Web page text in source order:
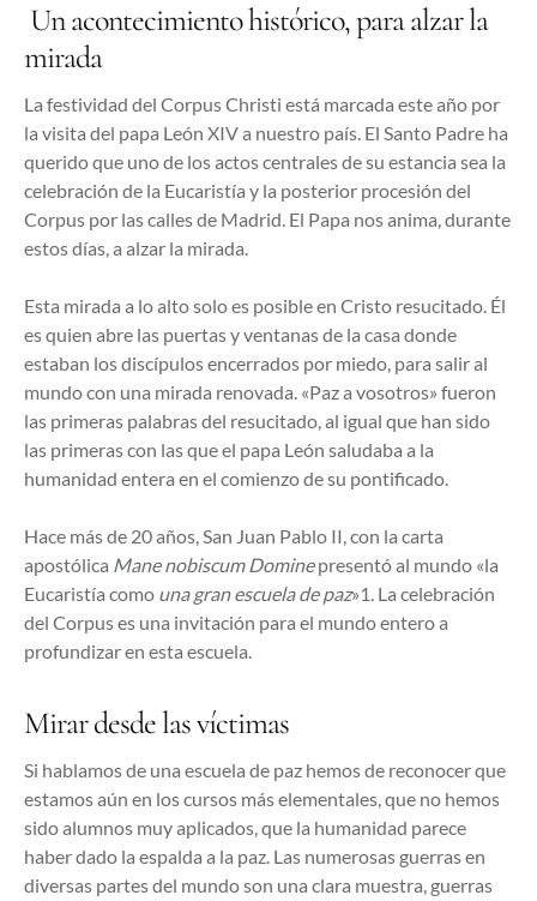
Un acontecimiento histórico, para alzar la
mirada
La festividad del Corpus Christi está marcada este año por
la visita del papa León XIV a nuestro país. El Santo Padre ha
querido que uno de los actos centrales de su estancia sea la
celebración de la Eucaristía y la posterior procesión del
Corpus por las calles de Madrid. El Papa nos anima, durante
estos días, a alzar la mirada.
Esta mirada a lo alto solo es posible en Cristo resucitado. Él
es quien abre las puertas y ventanas de la casa donde
estaban los discípulos encerrados por miedo, para salir al
mundo con una mirada renovada. «Paz a vosotros» fueron
las primeras palabras del resucitado, al igual que han sido
las primeras con las que el papa León saludaba a la
humanidad entera en el comienzo de su pontificado.
Hace más de 20 años, San Juan Pablo II, con la carta
apostólica Mane nobiscum Dominepresentó al mundo «la
Eucaristía como una gran escuela de paz»1. La celebración
del Corpus es una invitación para el mundo entero a
profundizar en esta escuela.
Mirar desde las víctimas
Si hablamos de una escuela de paz hemos de reconocer que
estamos aún en los cursos más elementales, que no hemos
sido alumnos muy aplicados, que la humanidad parece
haber dado la espalda a la paz. Las numerosas guerras en
diversas partes del mundo son una clara muestra, guerras